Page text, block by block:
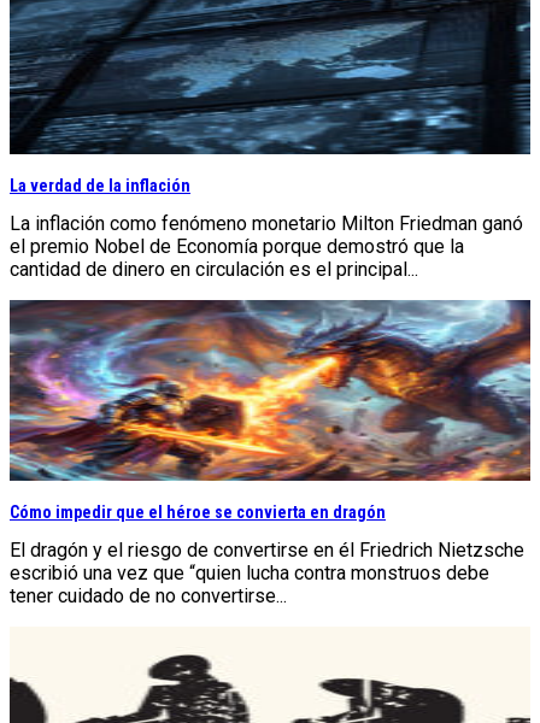
La verdad de la inflación
La inflación como fenómeno monetario Milton Friedman ganó
el premio Nobel de Economía porque demostró que la
cantidad de dinero en circulación es el principal...
Cómo impedir que el héroe se convierta en dragón
El dragón y el riesgo de convertirse en él Friedrich Nietzsche
escribió una vez que “quien lucha contra monstruos debe
tener cuidado de no convertirse...